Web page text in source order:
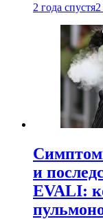
2 года спустя
и
EVALI: